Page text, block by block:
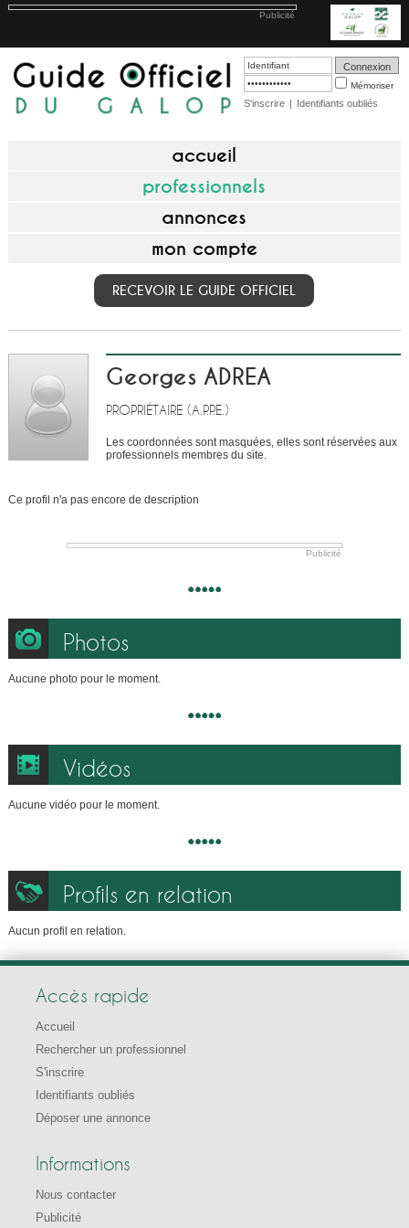
Publicité
Mémoriser
S'inscrire | Identifiants oubliés
accueil
professionnels
annonces
mon compte
RECEVOIR LE GUIDE OFFICIEL
Georges ADREA
PROPRIÉTAIRE (A.P.P.E.)
Les coordonnées sont masquées, elles sont réservées aux
professionnels membres du site.
Ce profil n'a pas encore de description
Publicité
Photos
Aucune photo pour le moment.
Vidéos
Aucune vidéo pour le moment.
Profils en relation
Aucun profil en relation.
Accès rapide
Accueil
Rechercher un professionnel
S'inscrire
Identifiants oubliés
Déposer une annonce
Informations
Nous contacter
Publicité